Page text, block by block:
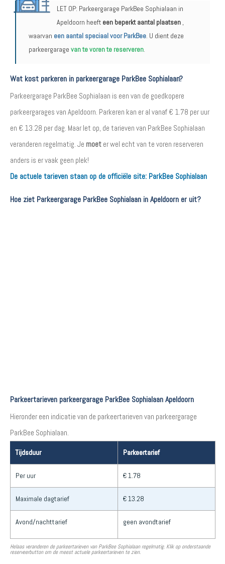
LET OP: Parkeergarage ParkBee Sophialaan in
Apeldoorn heeft een beperkt aantal plaatsen ,
waarvan een aantal speciaal voor ParkBee. U dient deze
parkeergarage van te voren te reserveren.
Wat kost parkeren in parkeergarage ParkBee Sophialaan?
Parkeergarage ParkBee Sophialaan is een van de goedkopere
parkeergarages van Apeldoorn. Parkeren kan er al vanaf € 1.78 per uur
en € 13.28 per dag. Maar let op, de tarieven van ParkBee Sophialaan
veranderen regelmatig. Je moet er wel echt van te voren reserveren
anders is er vaak geen plek!
De actuele tarieven staan op de officiële site: ParkBee Sophialaan
Hoe ziet Parkeergarage ParkBee Sophialaan in Apeldoorn er uit?
Parkeertarieven parkeergarage ParkBee Sophialaan Apeldoorn
Hieronder een indicatie van de parkeertarieven van parkeergarage
ParkBee Sophialaan.
Tijdsduur Parkeertarief
Per uur € 1.78
Maximale dagtarief € 13.28
Avond/nachttarief geen avondtarief
Helaas veranderen de parkeertarieven van ParkBee Sophialaan regelmatig. Klik op onderstaande
reserveerbutton om de meest actuele parkeertarieven te zien.